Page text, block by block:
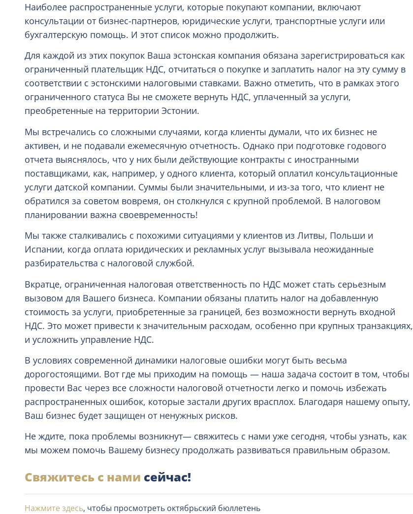
Наиболее распространенные услуги, которые покупают компании, включают
консультации от бизнес-партнеров, юридические услуги, транспортные услуги или
бухгалтерскую помощь. И этот список можно продолжить.
Для каждой из этих покупок Ваша эстонская компания обязана зарегистрироваться как
ограниченный плательщик НДС, отчитаться о покупке и заплатить налог на эту сумму в
соответствии с эстонскими налоговыми ставками. Важно отметить, что в рамках этого
ограниченного статуса Вы не сможете вернуть НДС, уплаченный за услуги,
преобретенные на территории Эстонии.
Мы встречались со сложными случаями, когда клиенты думали, что их бизнес не
активен, и не подавали ежемесячную отчетность. Однако при подготовке годового
отчета выяснялось, что у них были действующие контракты с иностранными
поставщиками, как, например, у одного клиента, который оплатил консультационные
услуги датской компании. Суммы были значительными, и из-за того, что клиент не
обратился за советом вовремя, он столкнулся с крупной проблемой. В налоговом
планировании важна своевременность!
Мы также сталкивались с похожими ситуациями у клиентов из Литвы, Польши и
Испании, когда оплата юридических и рекламных услуг вызывала неожиданные
разбирательства с налоговой службой.
Вкратце, ограниченная налоговая ответственность по НДС может стать серьезным
вызовом для Вашего бизнеса. Компании обязаны платить налог на добавленную
стоимость за услуги, приобретенные за границей, без возможности вернуть входной
НДС. Это может привести к значительным расходам, особенно при крупных транзакциях,
и усложнить управление НДС.
В условиях современной динамики налоговые ошибки могут быть весьма
дорогостоящими. Вот где мы приходим на помощь — наша задача состоит в том, чтобы
провести Вас через все сложности налоговой отчетности легко и помочь избежать
распространенных ошибок, которые застали других врасплох. Благодаря нашему опыту,
Ваш бизнес будет защищен от ненужных рисков.
Не ждите, пока проблемы возникнут— свяжитесь с нами уже сегодня, чтобы узнать, как
мы можем помочь Вашему бизнесу продолжать развиваться правильным образом.
Свяжитесь с нами сейчас!
Нажмите здесь, чтобы просмотреть октябрьский бюллетень